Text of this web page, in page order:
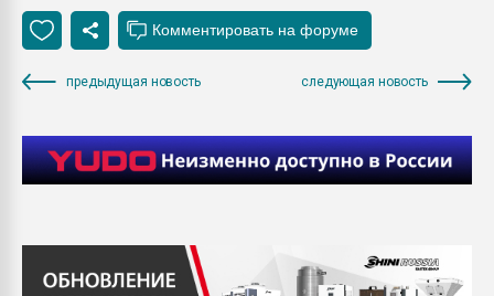
предыдущая новость следующая новость